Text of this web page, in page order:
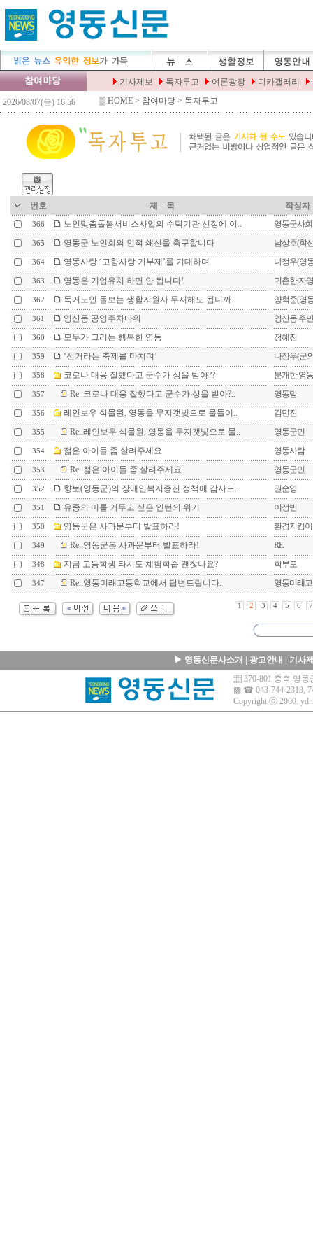
▒ HOME > 참여마당 > 독자투고
번호 제 목 작성자
366 노인맞춤돌봄서비스사업의 수탁기관 선정에 이.. 영동군사회
365 영동군 노인회의 인적 쇄신을 촉구합니다 남상호(학
364 영동사랑 ‘고향사랑 기부제’를 기대하며 나정우(영
363 영동은 기업유치 하면 안 됩니다! 귀촌한 자영
362 독거노인 돌보는 생활지원사 무시해도 됩니까.. 양혁준(영
361 영산동 공영주차타워 영산동 주민
360 모두가 그리는 행복한 영동 정혜진
359 ‘선거라는 축제를 마치며’ 나정우(군
358 코로나 대응 잘했다고 군수가 상을 받아?? 분개한 영동
357 Re..코로나 대응 잘했다고 군수가 상을 받아?.. 영동맘
356 레인보우 식물원, 영동을 무지갯빛으로 물들이.. 김민진
355 Re..레인보우 식물원, 영동을 무지갯빛으로 물.. 영동군민
354 젊은 아이들 좀 살려주세요 영동사람
353 Re..젊은 아이들 좀 살려주세요 영동군민
352 향토(영동군)의 장애인복지증진 정책에 감사드.. 권순영
351 유종의 미를 거두고 싶은 인턴의 위기 이정빈
350 영동군은 사과문부터 발표하라! 환경지킴이
349 Re..영동군은 사과문부터 발표하라! RE
348 지금 고등학생 타시도 체험학습 괜찮나요? 학부모
347 Re..영동미래고등학교에서 답변드립니다. 영동미래고
1 2 3 4 5 6 7
▶ 영동신문사소개 광고안내
기사
▦ 370-801 충북 영
▩ ☎ 043-744-2318,
Copyright ⓒ 2000.